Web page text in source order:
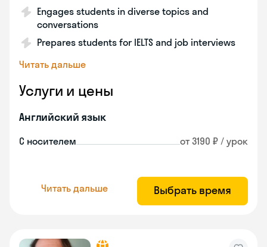
Engages students in diverse topics and
conversations
Prepares students for IELTS and job interviews
Читать дальше
Услуги и цены
Английский язык
С носителем от 3190 ₽ / урок
Читать дальше Выбрать время